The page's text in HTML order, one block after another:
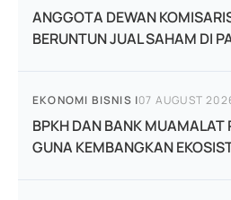
ANGGOTA DEWAN
BERUNTUN JUAL SAHAM DI
EKONOMI BISNIS |07 AUGUST
BPKH DAN BANK MUAMALAT
GUNA KEMBANGKAN